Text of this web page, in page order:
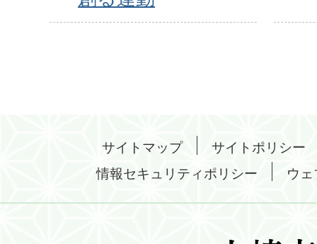
サイトマップ
サイトポリシー
情報セキュリティポリシー
ウ